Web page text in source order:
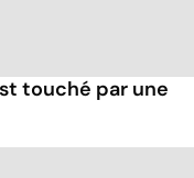
touché par une